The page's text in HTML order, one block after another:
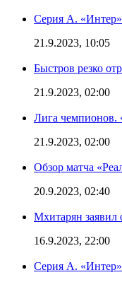
Серия А. «Интер»
21.9.2023, 10:05
Быстров резко
21.9.2023, 02:00
Лига чемпионов.
21.9.2023, 02:00
Обзор матча
20.9.2023, 02:40
Мхитарян заявил
16.9.2023, 22:00
Серия А. «Интер»